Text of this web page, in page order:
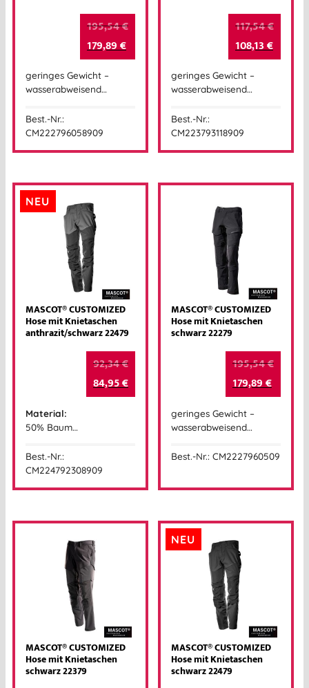
195,54€
179,89€
geringes Gewicht –
wasserabweisend…
Best.-Nr.:
CM222796058909
117,54€
108,13€
geringes Gewicht –
wasserabweisend…
Best.-Nr.:
CM223793118909
NEU
MASCOT® CUSTOMIZED
Hose mit Knietaschen
anthrazit/schwarz 22479
92,34€
84,95€
Material:
50% Baum…
Best.-Nr.:
CM224792308909
MASCOT® CUSTOMIZED
Hose mit Knietaschen
schwarz 22279
195,54€
179,89€
geringes Gewicht –
wasserabweisend…
Best.-Nr.: CM2227960509
MASCOT® CUSTOMIZED
Hose mit Knietaschen
schwarz 22379
NEU
MASCOT® CUSTOMIZED
Hose mit Knietaschen
schwarz 22479